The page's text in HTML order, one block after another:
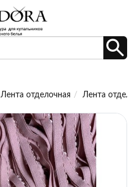
Лента отделочная Лента